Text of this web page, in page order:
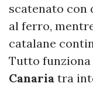
scatenato con
al ferro,
catalane
Tutto funziona
Canaria tra